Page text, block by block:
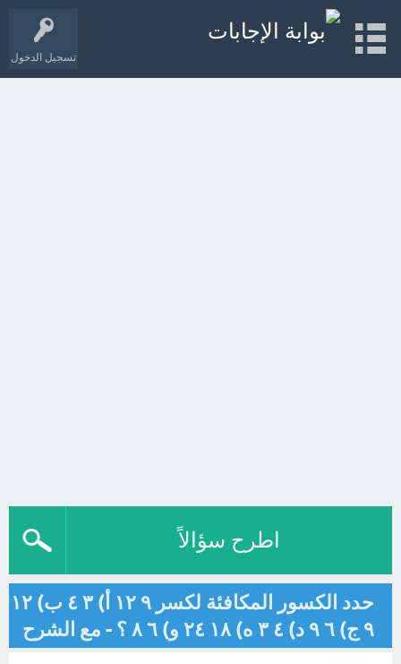
تسجيل الدخول
اطرح سؤالاً
حدد الكسور المكافئة لكسر ٩ ١٢ أ) ٣ ٤ ب) ١٢
٩ ج) ٦ ٩ د) ٤ ٣ ه) ١٨ ٢٤ و) ٦ ٨ ؟ - مع الشرح